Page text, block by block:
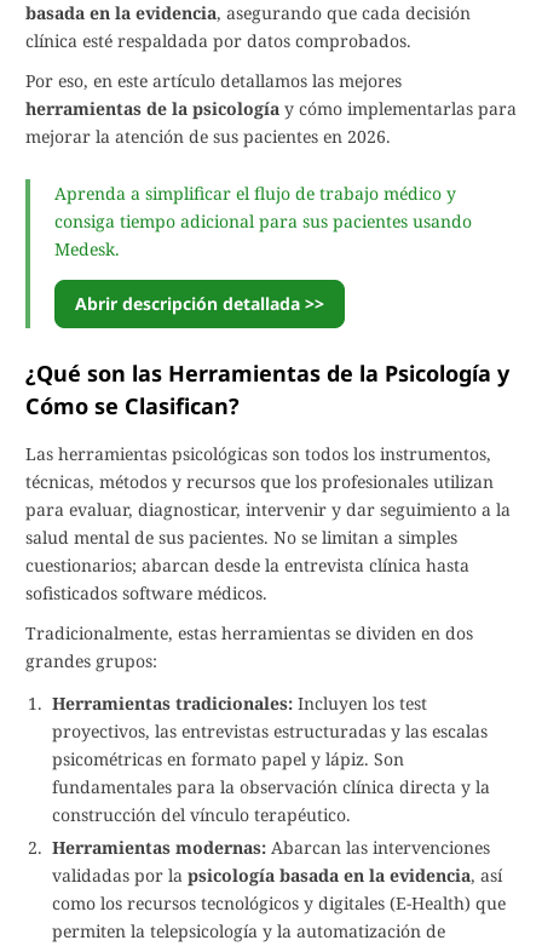
basada en la evidencia, asegurando que cada decisión
clínica esté respaldada por datos comprobados.
Por eso, en este artículo detallamos las mejores
herramientas de la psicología y cómo implementarlas para
mejorar la atención de sus pacientes en 2026.
Aprenda a simplificar el flujo de trabajo médico y
consiga tiempo adicional para sus pacientes usando
Medesk.
Abrir descripción detallada >>
¿Qué son las Herramientas de la Psicología y
Cómo se Clasifican?
Las herramientas psicológicas son todos los instrumentos,
técnicas, métodos y recursos que los profesionales utilizan
para evaluar, diagnosticar, intervenir y dar seguimiento a la
salud mental de sus pacientes. No se limitan a simples
cuestionarios; abarcan desde la entrevista clínica hasta
sofisticados software médicos.
Tradicionalmente, estas herramientas se dividen en dos
grandes grupos:
Herramientas tradicionales: Incluyen los test
proyectivos, las entrevistas estructuradas y las escalas
psicométricas en formato papel y lápiz. Son
fundamentales para la observación clínica directa y la
construcción del vínculo terapéutico.
Herramientas modernas: Abarcan las intervenciones
validadas por la psicología basada en la evidencia, así
como los recursos tecnológicos y digitales (E-Health) que
permiten la telepsicología y la automatización de